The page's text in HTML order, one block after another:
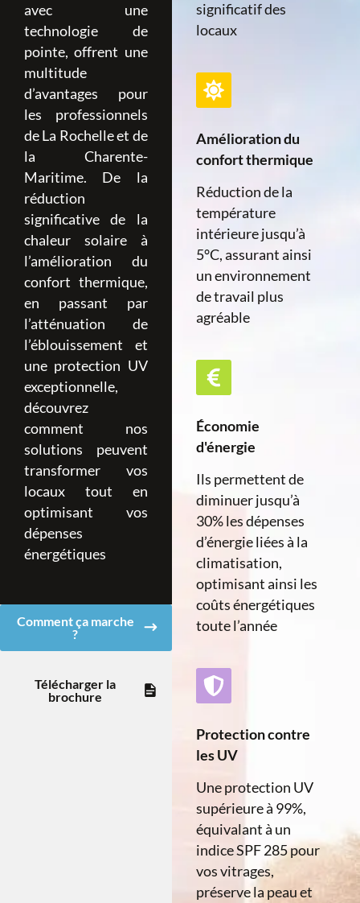
avec une
technologie de
pointe, offrent une
multitude
d’avantages pour
les professionnels
de La Rochelle et de
la Charente-
Maritime. De la
réduction
significative de la
chaleur solaire à
l’amélioration du
confort thermique,
en passant par
l’atténuation de
l’éblouissement et
une protection UV
exceptionnelle,
découvrez
comment nos
solutions peuvent
transformer vos
locaux tout en
optimisant vos
dépenses
énergétiques
Comment ça marche
?
Télécharger la
brochure
significatif des
locaux
Amélioration du
confort thermique
Réduction de la
température
intérieure jusqu’à
5°C, assurant ainsi
un environnement
de travail plus
agréable​
Économie
d'énergie
Ils permettent de
diminuer jusqu’à
30% les dépenses
d’énergie liées à la
climatisation,
optimisant ainsi les
coûts énergétiques
toute l’année
Protection contre
les UV
Une protection UV
supérieure à 99%,
équivalant à un
indice SPF 285 pour
vos vitrages,
préserve la peau et